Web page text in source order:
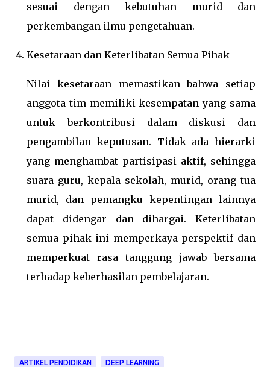
sesuai dengan kebutuhan murid dan
perkembangan ilmu pengetahuan.
Kesetaraan dan Keterlibatan Semua Pihak
Nilai kesetaraan memastikan bahwa setiap
anggota tim memiliki kesempatan yang sama
untuk berkontribusi dalam diskusi dan
pengambilan keputusan. Tidak ada hierarki
yang menghambat partisipasi aktif, sehingga
suara guru, kepala sekolah, murid, orang tua
murid, dan pemangku kepentingan lainnya
dapat didengar dan dihargai. Keterlibatan
semua pihak ini memperkaya perspektif dan
memperkuat rasa tanggung jawab bersama
terhadap keberhasilan pembelajaran.
ARTIKEL PENDIDIKAN DEEP LEARNING